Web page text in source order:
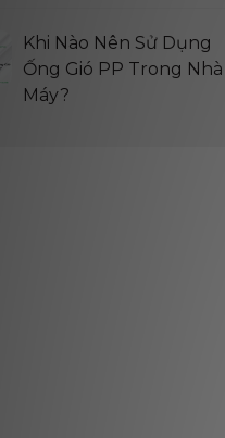
Khi Nào Nên Sử Dụng
Ống Gió PP Trong Nhà
Máy?